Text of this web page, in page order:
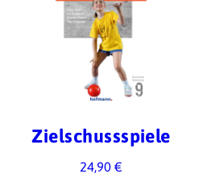
Zielschussspiele
24,90€